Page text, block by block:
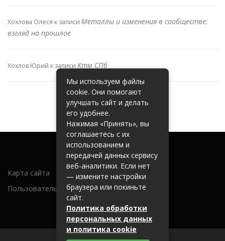
Хохлова Олеся к записи Металлы и изменения в сообществе:
взгляд на прошлое
Хохлов Юрий к записи Ктм СПб
Карта сайта
Пользовательское соглашение
Мы используем файлы
cookie. Они помогают
улучшать сайт и делать
его удобнее.
Нажимая «Принять», вы
соглашаетесь с их
использованием и
передачей данных сервису
веб-аналитики. Если нет
— измените настройки
браузера или покиньте
сайт.
Политика обработки
персональных данных
и политика cookie